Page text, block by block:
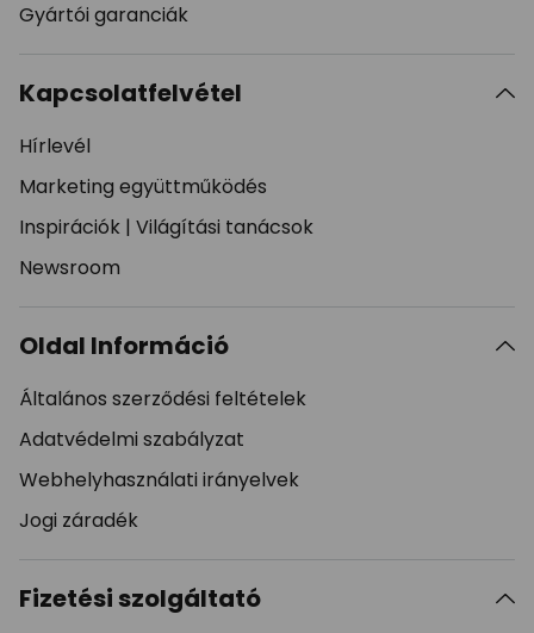
Gyártói garanciák
Kapcsolatfelvétel
Hírlevél
Marketing együttműködés
Inspirációk | Világítási tanácsok
Newsroom
Oldal Információ
Általános szerződési feltételek
Adatvédelmi szabályzat
Webhelyhasználati irányelvek
Jogi záradék
Fizetési szolgáltató